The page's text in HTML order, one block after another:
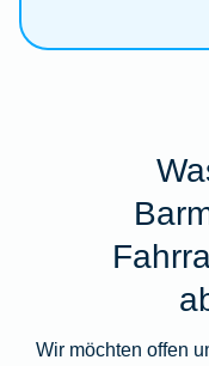
Wir möchten offen